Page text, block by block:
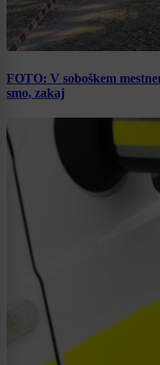
FOTO: V soboškem
smo, zakaj